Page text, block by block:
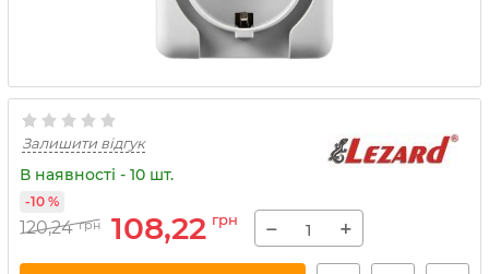
Залишити відгук
В наявності - 10 шт.
120,24 грн 108,22 грн
-10 %
− +